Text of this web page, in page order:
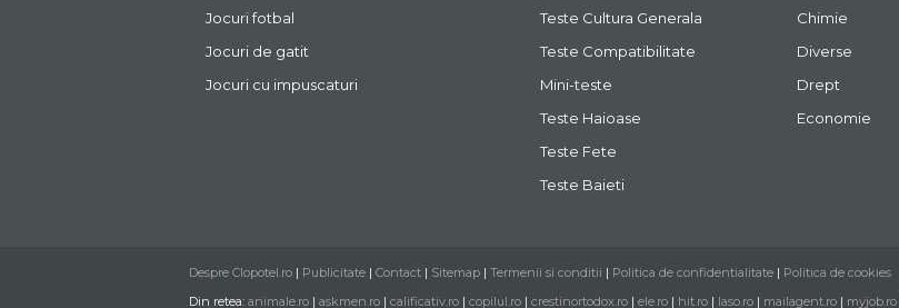
Jocuri fotbal
Jocuri de gatit
Jocuri cu impuscaturi
Teste Cultura Generala
Teste Compatibilitate
Mini-teste
Teste Haioase
Teste Fete
Teste Baieti
Chimie
Diverse
Drept
Economie
Despre Clopotel.ro | Publicitate | Contact | Sitemap | Termenii si conditii | Politica de confidentialitate | Politica de cookies
Din retea: animale.ro | askmen.ro | calificativ.ro | copilul.ro | crestinortodox.ro | ele.ro | hit.ro | laso.ro | mailagent.ro | myjob.ro